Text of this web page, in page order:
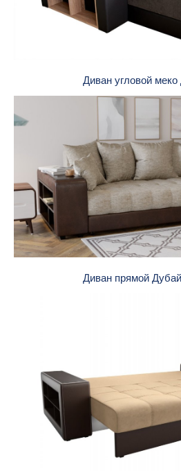
Диван угловой
Диван прямой